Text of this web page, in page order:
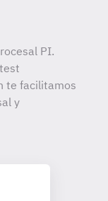
PI.
te facilitamos
y